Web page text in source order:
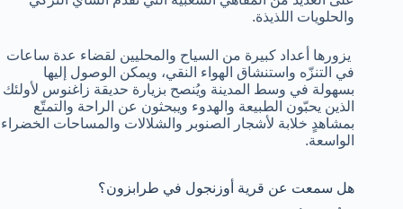
والحلويات اللذيذة.
يزورها أعداد كبيرة من السياح والمحليين لقضاء عدة ساعات
في التنزّه واستنشاق الهواء النقي، ويمكن الوصول إليها
بسهولة في وسط المدينة ويُنصح بزيارة حديقة زاغنوس لأولئك
الذين يحبّون الطبيعة والهدوء ويبحثون عن الراحة والتمتّع
بمشاهدٍ خلابة لأشجار الصنوبر والشلالات والمساحات الخضراء
الواسعة.
هل سمعت عن قرية أوزنجول في طرابزون؟